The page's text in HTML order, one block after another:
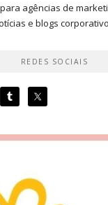
agências de
e blogs
REDES SOCIAIS